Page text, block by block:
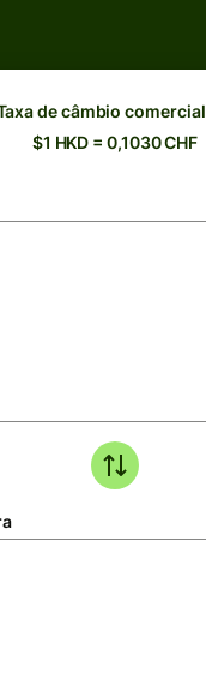
de câmbio comercial
$1 HKD = 0,1030 CHF